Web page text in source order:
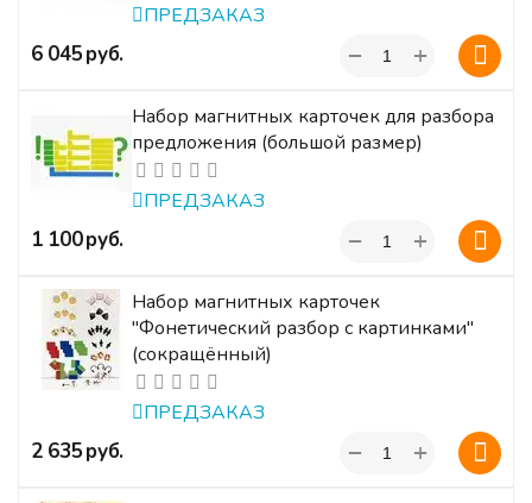
ПРЕДЗАКАЗ
‍6 045‍руб. +
−
Набор магнитных карточек для разбора
предложения (большой размер)
ПРЕДЗАКАЗ
‍1 100‍руб. +
−
Набор магнитных карточек
"Фонетический разбор с картинками"
(сокращённый)
ПРЕДЗАКАЗ
‍2 635‍руб. +
−